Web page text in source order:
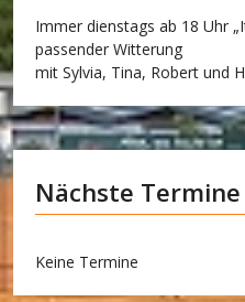
Immer dienstags ab 18 Uhr
passender Witterung
mit Sylvia, Tina, Robert und
Nächste Termine
Keine Termine